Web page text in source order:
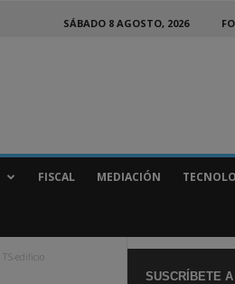
SÁBADO 8 AGOSTO, 2026
FISCAL MEDIACIÓN
TS-edificio
SUSCRÍBETE